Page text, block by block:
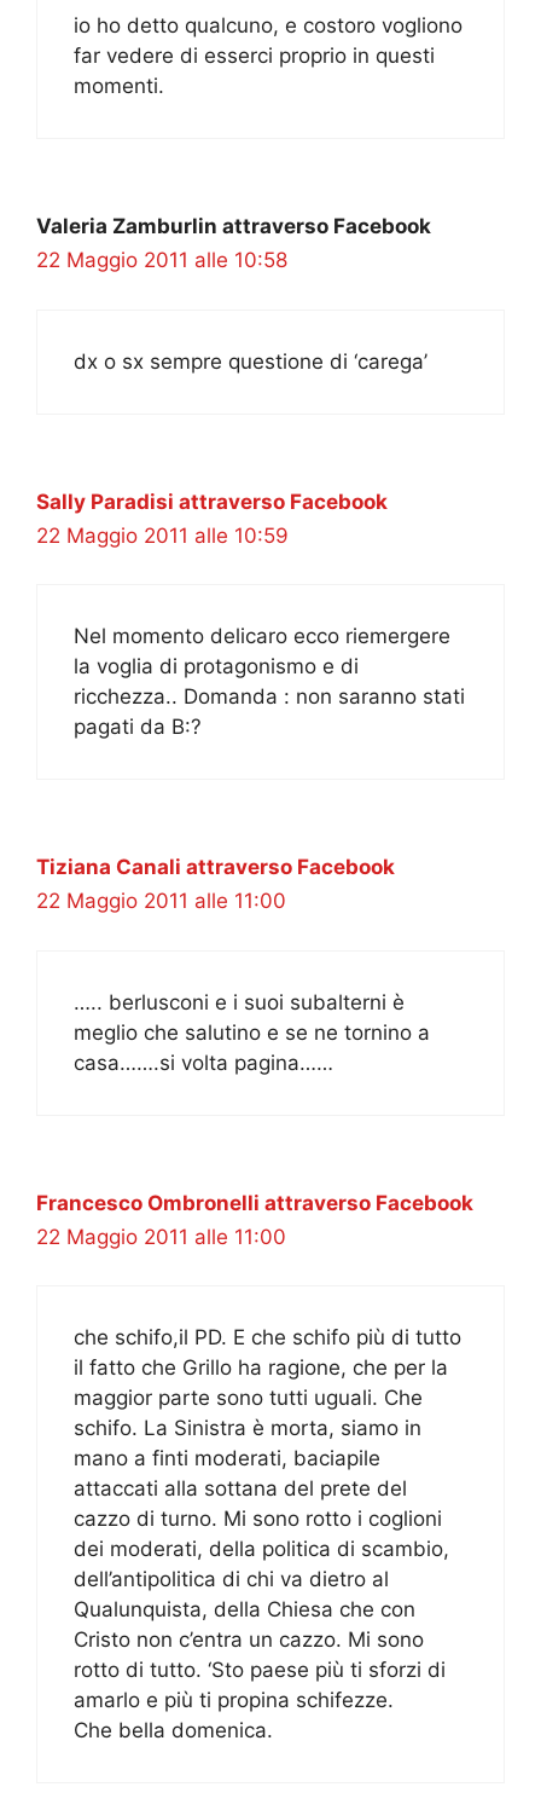
io ho detto qualcuno, e costoro vogliono
far vedere di esserci proprio in questi
momenti.
Valeria Zamburlin attraverso Facebook
22 Maggio 2011 alle 10:58
dx o sx sempre questione di ‘carega’
Sally Paradisi attraverso Facebook
22 Maggio 2011 alle 10:59
Nel momento delicaro ecco riemergere
la voglia di protagonismo e di
ricchezza.. Domanda : non saranno stati
pagati da B:?
Tiziana Canali attraverso Facebook
22 Maggio 2011 alle 11:00
….. berlusconi e i suoi subalterni è
meglio che salutino e se ne tornino a
casa…….si volta pagina……
Francesco Ombronelli attraverso Facebook
22 Maggio 2011 alle 11:00
che schifo,il PD. E che schifo più di tutto
il fatto che Grillo ha ragione, che per la
maggior parte sono tutti uguali. Che
schifo. La Sinistra è morta, siamo in
mano a finti moderati, baciapile
attaccati alla sottana del prete del
cazzo di turno. Mi sono rotto i coglioni
dei moderati, della politica di scambio,
dell’antipolitica di chi va dietro al
Qualunquista, della Chiesa che con
Cristo non c’entra un cazzo. Mi sono
rotto di tutto. ‘Sto paese più ti sforzi di
amarlo e più ti propina schifezze.
Che bella domenica.